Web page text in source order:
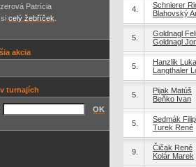
Patrícia
celý žebříček
akcia
turnajích
OK
4.
Schnierer
Blahovský
5.
Goldnagl
Goldnagl
5.
Hanzlik Luka
Langthaler
5.
Pijak Matúš
Beňko Ivan
5.
Sedmák Filip
Turek René
9.
Čičak René
Kolár Marek